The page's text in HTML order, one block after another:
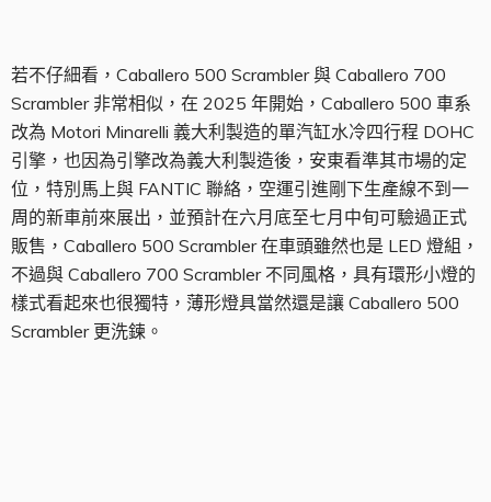
若不仔細看，Caballero 500 Scrambler 與 Caballero 700
Scrambler 非常相似，在 2025 年開始，Caballero 500 車系
改為 Motori Minarelli 義大利製造的單汽缸水冷四行程 DOHC
引擎，也因為引擎改為義大利製造後，安東看準其市場的定
位，特別馬上與 FANTIC 聯絡，空運引進剛下生產線不到一
周的新車前來展出，並預計在六月底至七月中旬可驗過正式
販售，Caballero 500 Scrambler 在車頭雖然也是 LED 燈組，
不過與 Caballero 700 Scrambler 不同風格，具有環形小燈的
樣式看起來也很獨特，薄形燈具當然還是讓 Caballero 500
Scrambler 更洗鍊。